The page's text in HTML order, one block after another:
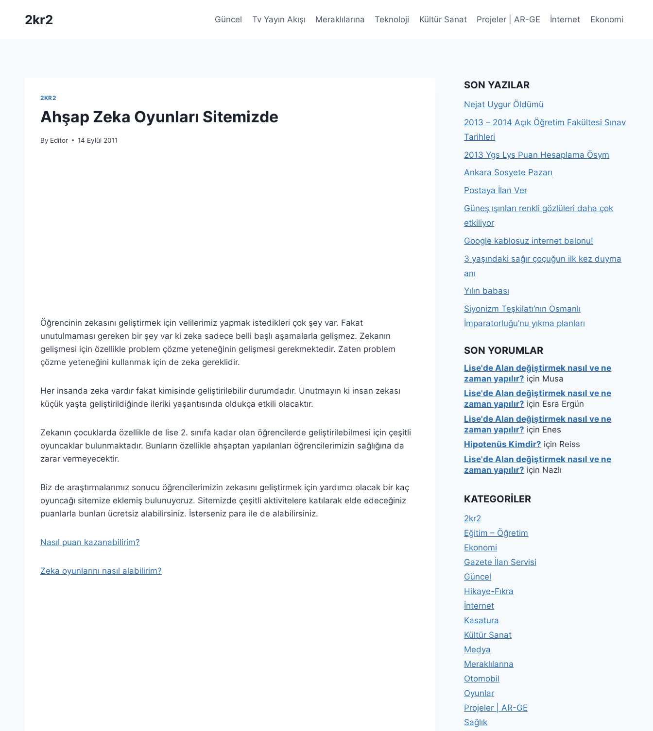
2kr2 Güncel Tv Yayın Akışı Meraklılarına Teknoloji Kültür Sanat Projeler | AR-GE İnternet Ekonomi
2KR2
Ahşap Zeka Oyunları Sitemizde
By Editor 14 Eylül 2011
Öğrencinin zekasını geliştirmek için velilerimiz yapmak istedikleri çok şey var. Fakat
unutulmaması gereken bir şey var ki zeka sadece belli başlı aşamalarla gelişmez. Zekanın
gelişmesi için özellikle problem çözme yeteneğinin gelişmesi gerekmektedir. Zaten problem
çözme yeteneğini kullanmak için de zeka gereklidir.
Her insanda zeka vardır fakat kimisinde geliştirilebilir durumdadır. Unutmayın ki insan zekası
küçük yaşta geliştirildiğinde ileriki yaşantısında oldukça etkili olacaktır.
Zekanın çocuklarda özellikle de lise 2. sınıfa kadar olan öğrencilerde geliştirilebilmesi için çeşitli
oyuncaklar bulunmaktadır. Bunların özellikle ahşaptan yapılanları öğrencilerimizin sağlığına da
zarar vermeyecektir.
Biz de araştırmalarımız sonucu öğrencilerimizin zekasını geliştirmek için yardımcı olacak bir kaç
oyuncağı sitemize eklemiş bulunuyoruz. Sitemizde çeşitli aktivitelere katılarak elde edeceğiniz
puanlarla bunları ücretsiz alabilirsiniz. İsterseniz para ile de alabilirsiniz.
Nasıl puan kazanabilirim?
Zeka oyunlarını nasıl alabilirim?
SON YAZILAR
Nejat Uygur Öldümü
2013 – 2014 Açık Öğretim Fakültesi Sınav
Tarihleri
2013 Ygs Lys Puan Hesaplama Ösym
Ankara Sosyete Pazarı
Postaya İlan Ver
Güneş ışınları renkli gözlüleri daha çok
etkiliyor
Google kablosuz internet balonu!
3 yaşındaki sağır çoçuğun ilk kez duyma
anı
Yılın babası
Siyonizm Teşkilatı’nın Osmanlı
İmparatorluğu’nu yıkma planları
SON YORUMLAR
Lise'de Alan değiştirmek nasıl ve ne
zaman yapılır? için Musa
Lise'de Alan değiştirmek nasıl ve ne
zaman yapılır? için Esra Ergün
Lise'de Alan değiştirmek nasıl ve ne
zaman yapılır? için Enes
Hipotenüs Kimdir? için Reiss
Lise'de Alan değiştirmek nasıl ve ne
zaman yapılır? için Nazlı
KATEGORILER
2kr2
Eğitim – Öğretim
Ekonomi
Gazete İlan Servisi
Güncel
Hikaye-Fıkra
İnternet
Kasatura
Kültür Sanat
Medya
Meraklılarına
Otomobil
Oyunlar
Projeler | AR-GE
Sağlık